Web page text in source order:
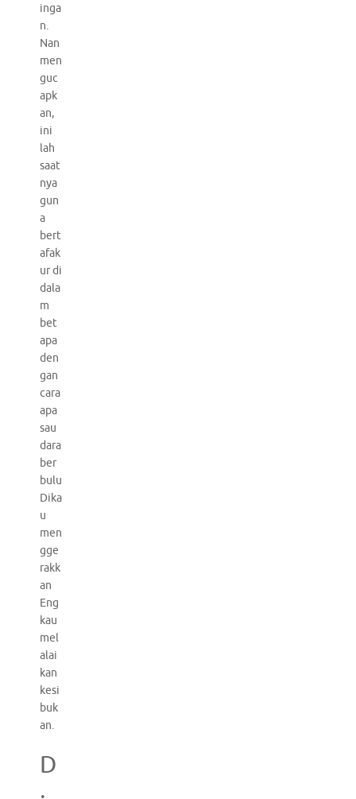
inga
n.
Nan
men
guc
apk
an,
ini
lah
saat
nya
gun
a
bert
afak
ur di
dala
m
bet
apa
den
gan
cara
apa
sau
dara
ber
bulu
Dika
u
men
gge
rakk
an
Eng
kau
mel
alai
kan
kesi
buk
an.
D